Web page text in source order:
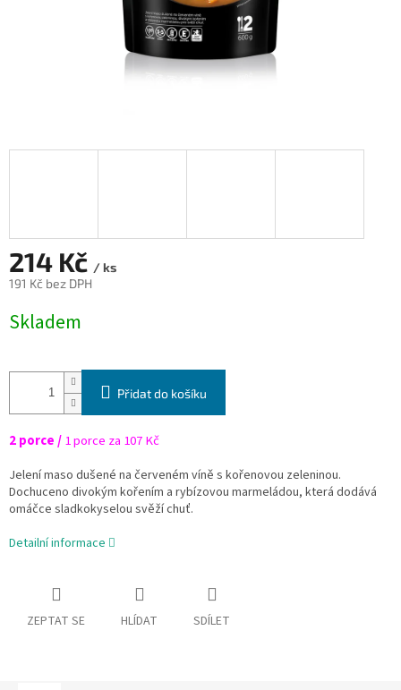
214 Kč / ks
191 Kč bez DPH
cena:
Skladem
Přidat do košíku
2 porce /1 porce za 107 Kč
Jelení maso dušené na červeném víně s kořenovou zeleninou.
Dochuceno divokým kořením a rybízovou marmeládou, která dodává
omáčce sladkokyselou svěží chuť.
Detailní informace
ZEPTAT SE HLÍDAT SDÍLET